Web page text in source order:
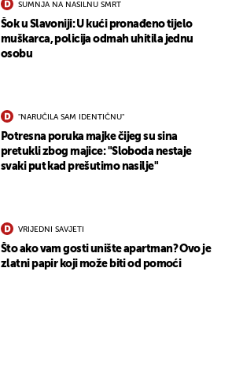
SUMNJA NA NASILNU SMRT
Šok u Slavoniji: U kući pronađeno tijelo
muškarca, policija odmah uhitila jednu
osobu
"NARUČILA SAM IDENTIČNU"
Potresna poruka majke čijeg su sina
pretukli zbog majice: "Sloboda nestaje
svaki put kad prešutimo nasilje"
VRIJEDNI SAVJETI
Što ako vam gosti unište apartman? Ovo je
zlatni papir koji može biti od pomoći